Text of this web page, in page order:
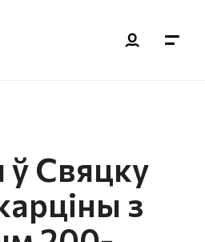
Свяцку
з